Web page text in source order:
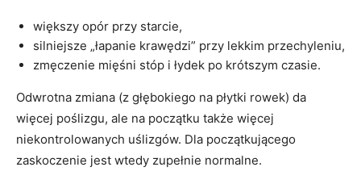
większy opór przy starcie,
silniejsze „łapanie krawędzi” przy lekkim przechyleniu,
zmęczenie mięśni stóp i łydek po krótszym czasie.
Odwrotna zmiana (z głębokiego na płytki rowek) da
więcej poślizgu, ale na początku także więcej
niekontrolowanych uślizgów. Dla początkującego
zaskoczenie jest wtedy zupełnie normalne.